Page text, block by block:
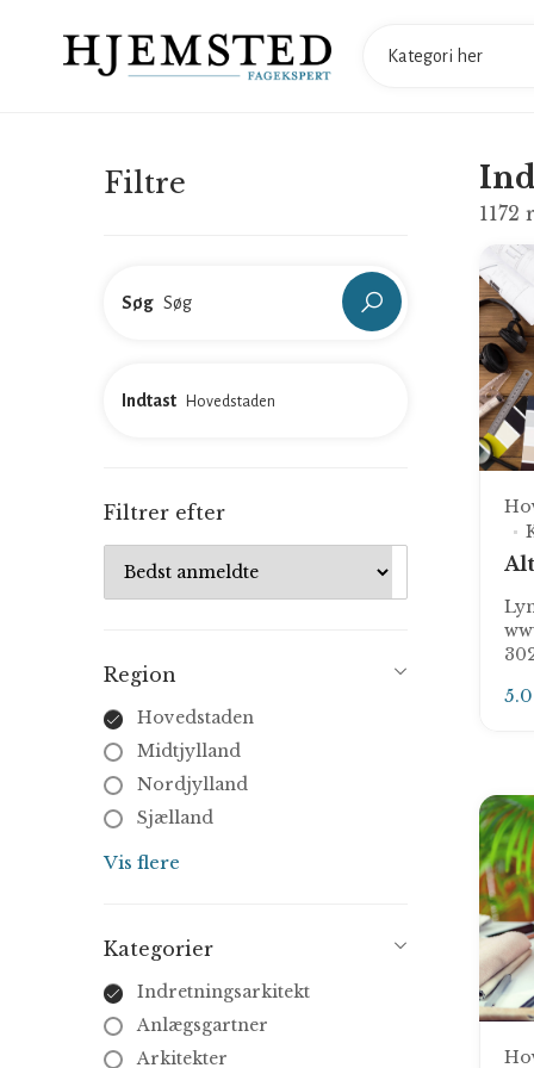
Filtre
Søg
Indtast
Filtrer efter
Region
Hovedstaden
Midtjylland
Nordjylland
Sjælland
Syddanmark
Vis flere
Kategorier
Indretningsarkitekt
Anlægsgartner
Arkitekter
1172
5.0